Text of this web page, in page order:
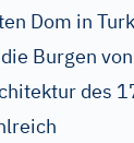
Dom in
Burgen von
des